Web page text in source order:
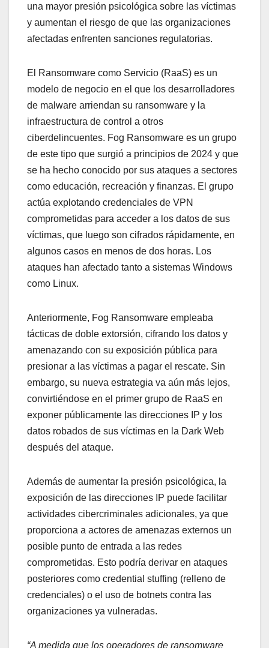
una mayor presión psicológica sobre las víctimas
y aumentan el riesgo de que las organizaciones
afectadas enfrenten sanciones regulatorias.
El Ransomware como Servicio (RaaS) es un
modelo de negocio en el que los desarrolladores
de malware arriendan su ransomware y la
infraestructura de control a otros
ciberdelincuentes. Fog Ransomware es un grupo
de este tipo que surgió a principios de 2024 y que
se ha hecho conocido por sus ataques a sectores
como educación, recreación y finanzas. El grupo
actúa explotando credenciales de VPN
comprometidas para acceder a los datos de sus
víctimas, que luego son cifrados rápidamente, en
algunos casos en menos de dos horas. Los
ataques han afectado tanto a sistemas Windows
como Linux.
Anteriormente, Fog Ransomware empleaba
tácticas de doble extorsión, cifrando los datos y
amenazando con su exposición pública para
presionar a las víctimas a pagar el rescate. Sin
embargo, su nueva estrategia va aún más lejos,
convirtiéndose en el primer grupo de RaaS en
exponer públicamente las direcciones IP y los
datos robados de sus víctimas en la Dark Web
después del ataque.
Además de aumentar la presión psicológica, la
exposición de las direcciones IP puede facilitar
actividades cibercriminales adicionales, ya que
proporciona a actores de amenazas externos un
posible punto de entrada a las redes
comprometidas. Esto podría derivar en ataques
posteriores como credential stuffing (relleno de
credenciales) o el uso de botnets contra las
organizaciones ya vulneradas.
“A medida que los operadores de ransomware